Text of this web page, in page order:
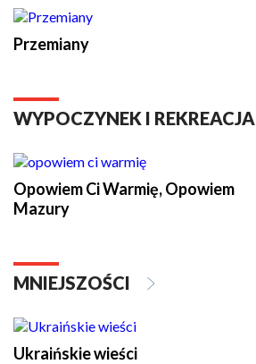
Przemiany
WYPOCZYNEK I REKREACJA
Opowiem Ci Warmię, Opowiem
Mazury
MNIEJSZOŚCI
Ukraińskie wieści